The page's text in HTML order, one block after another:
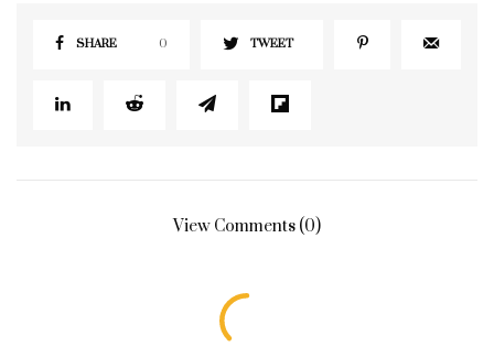
SHARE 0 TWEET
View Comments (0)